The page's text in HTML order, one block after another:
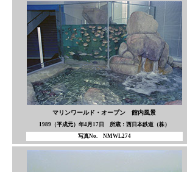
マリンワールド・オープン 館内風景
1989（平成元）年4月17日 所蔵：西日本鉄道（株）
写真No. NMWL274